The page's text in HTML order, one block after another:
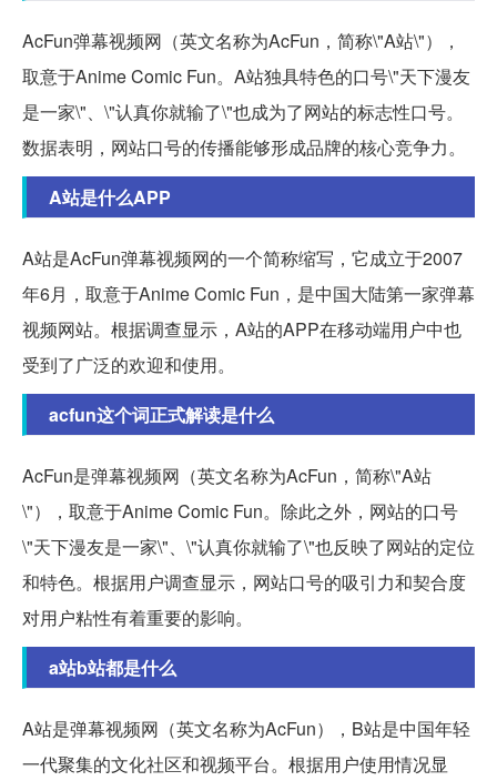
AcFun弹幕视频网（英文名称为AcFun，简称\"A站\"），
取意于Anime Comic Fun。A站独具特色的口号\"天下漫友
是一家\"、\"认真你就输了\"也成为了网站的标志性口号。
数据表明，网站口号的传播能够形成品牌的核心竞争力。
A站是什么APP
A站是AcFun弹幕视频网的一个简称缩写，它成立于2007
年6月，取意于Anime Comic Fun，是中国大陆第一家弹幕
视频网站。根据调查显示，A站的APP在移动端用户中也
受到了广泛的欢迎和使用。
acfun这个词正式解读是什么
AcFun是弹幕视频网（英文名称为AcFun，简称\"A站
\"），取意于Anime Comic Fun。除此之外，网站的口号
\"天下漫友是一家\"、\"认真你就输了\"也反映了网站的定位
和特色。根据用户调查显示，网站口号的吸引力和契合度
对用户粘性有着重要的影响。
a站b站都是什么
A站是弹幕视频网（英文名称为AcFun），B站是中国年轻
一代聚集的文化社区和视频平台。根据用户使用情况显